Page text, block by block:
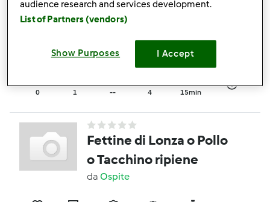
Bocconcini o straccetti
dagifede
0 1 -- 4 15min
Fettine di Lonza o Pollo
o Tacchino ripiene
da Ospite
audience research and services development.
List of Partners (vendors)
Show Purposes I Accept